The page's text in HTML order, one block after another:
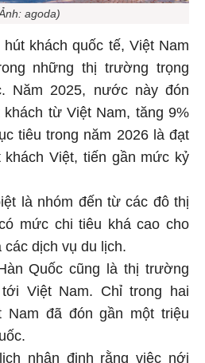
agoda)
khách quốc tế, Việt Nam
những thị trường trọng
Năm 2025, nước này đón
từ Việt Nam, tăng 9%
tiêu trong năm 2026 là đạt
Việt, tiến gần mức kỷ
là nhóm đến từ các đô thị
mức chi tiêu khá cao cho
các dịch vụ du lịch.
Quốc cũng là thị trường
Việt Nam. Chỉ trong hai
Nam đã đón gần một triệu